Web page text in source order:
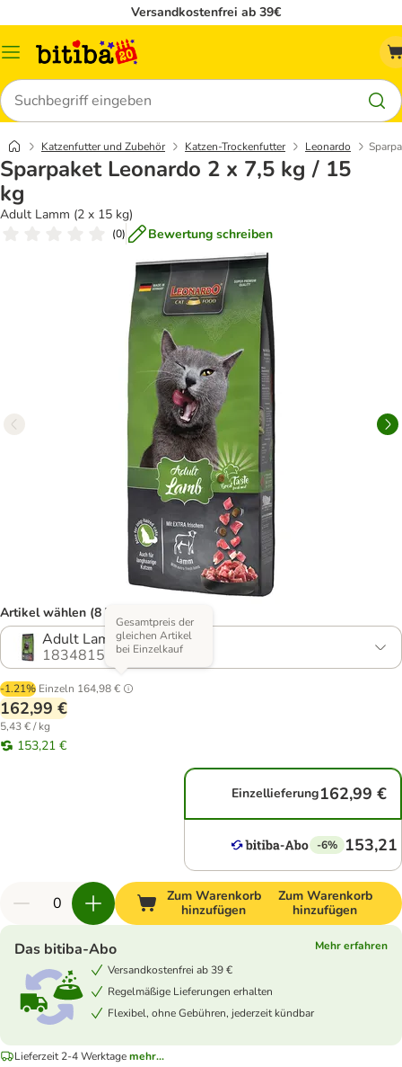
Versandkostenfrei ab 39€
Menü
Suchen
Katzenfutter und Zubehör Katzen-Trockenfutter Leonardo
Sparpaket Leonardo 2 x 7,5 kg / 15
kg
Adult Lamm (2 x 15 kg)
(0) Bewertung schreiben
Artikel wählen (8 Varianten)
Adult Lamm (2 x 15 kg)
1834815.7
-1.21% Einzeln 164,98 €
Gesamtpreis der
gleichen Artikel
bei Einzelkauf
162,99 €
5,43 € / kg
153,21 €
Einzellieferung162,99 €
-6% 153,21
Zum Warenkorb
hinzufügen
Zum Warenkorb
hinzufügen
Das bitiba-Abo
Mehr erfahren
Versandkostenfrei ab 39 €
Regelmäßige Lieferungen erhalten
Flexibel, ohne Gebühren, jederzeit kündbar
Lieferzeit 2-4 Werktagemehr...